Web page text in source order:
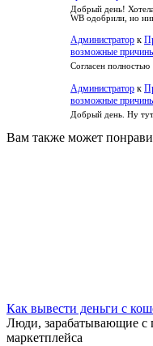
Добрый день!
WB одобрили, но
Администратор к
возможные
Согласен полностью
Администратор к
возможные
Добрый день. Ну тут
Вам также может
Как вывести деньги с
Люди, зарабатывающие с
маркетплейса